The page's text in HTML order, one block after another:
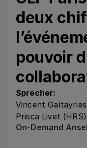
deux
pouvoir
Sprecher:
Vincent
Prisca Livet (HRS)
On-
On-Demand